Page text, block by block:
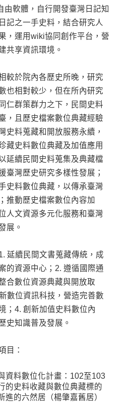
由軟體，自行開發臺灣日記知
記之一手史料，結合研究人
，運用wiki協同創作平台，營
共享資訊環境。
較於院內各歷史所晚，研究
也相對較少，但在所內研究
仁群策群力之下，民間史料
，且歷史檔案數位典藏經驗
史料蒐藏和開放服務永續，
藏史料數位典藏及加值應用
延續民間史料蒐集及典藏檔
臺灣歷史研究多樣性發展；
史料數位典藏，以傳承臺灣
推動歷史檔案數位內容加
人文資源多元化服務和臺灣
展。
延續民間文書蒐藏傳統，成
的資源中心；2. 遵循國際通
合數位資源典藏與開放取
數位資訊科技，營造完善數
；4. 創新加值史料數位內
史知識普及發展。
目：
資料數位化計畫：102至103
的史料收藏與數位典藏標的
進的六然居（楊肇嘉舊居）